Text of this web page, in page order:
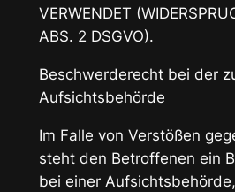
VERWENDET
ABS. 2 DSGVO).
Beschwerderecht bei der
Aufsichtsbehörde
Im Falle von Verstößen
steht den Betroffenen ein
bei einer